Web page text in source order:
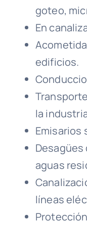
goteo,
En
edificios.
la
Emisarios
Desagües
aguas
líneas